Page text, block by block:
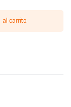
al carrito.